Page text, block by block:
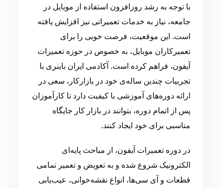
با توجه به رشد روزافزون استفاده از موبایل در
جامعه، نیاز به خدمات تعمیراتی نیز افزایش یافته
است. این موقعیت، فرصت خوبی را برای
تعمیرکاران موبایل، به خصوص در حوزه تعمیرات
آیفون، فراهم کرده است. آکادمی ایران باینری با
تجربیات چندین ساله‌ی خود در بازارکار، سعی در
ارائه دوره‌های آموزشی با کیفیت دارد تا کارآموزان
پس از اتمام دوره، بتوانند در بازار کار جایگاه
مناسبی برای خود ایجاد کنند.
در دوره تعمیرات آیفون، از مباحث پایه‌ای
الکترونیک شروع شده و به تعویض و تعمیر تمامی
قطعات و آی سی‌ها، انواع نقشه‌خوانی، عیب‌یابی